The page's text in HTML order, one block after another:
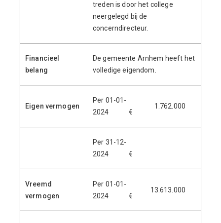
treden is door het college
neergelegd bij de
concerndirecteur.
Financieel
belang
De gemeente Arnhem heeft het
volledige eigendom.
Eigen vermogen
Per 01-01-
2024 €
1.762.000
Per 31-12-
2024 €
Vreemd
vermogen
Per 01-01-
2024 €
13.613.000